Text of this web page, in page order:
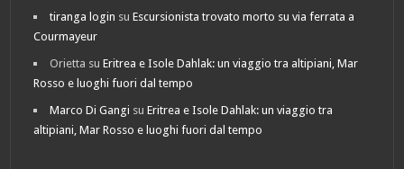
tiranga login suEscursionista trovato morto su via ferrata a
Courmayeur
Orietta suEritrea e Isole Dahlak: un viaggio tra altipiani, Mar
Rosso e luoghi fuori dal tempo
Marco Di Gangi suEritrea e Isole Dahlak: un viaggio tra
altipiani, Mar Rosso e luoghi fuori dal tempo